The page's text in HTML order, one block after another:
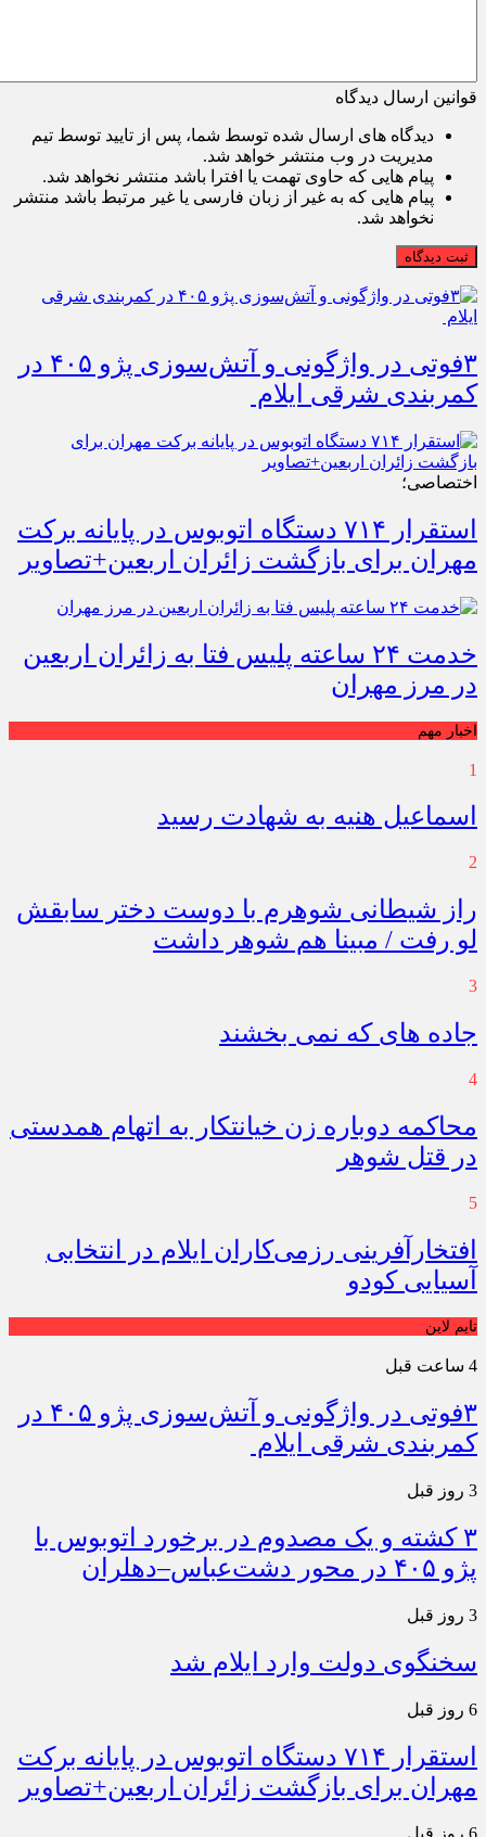
قوانین ارسال دیدگاه
دیدگاه های ارسال شده توسط شما، پس از تایید توسط تیم
مدیریت در وب منتشر خواهد شد.
پیام هایی که حاوی تهمت یا افترا باشد منتشر نخواهد شد.
پیام هایی که به غیر از زبان فارسی یا غیر مرتبط باشد منتشر
نخواهد شد.
ثبت دیدگاه
۳فوتی در واژگونی و آتش‌سوزی پژو ۴۰۵ در
کمربندی شرقی ایلام
اختصاصی؛
استقرار ۷۱۴ دستگاه اتوبوس در پایانه برکت
مهران برای بازگشت زائران اربعین+تصاویر
خدمت ۲۴ ساعته پلیس فتا به زائران اربعین
در مرز مهران
اخبار مهم
1
اسماعیل هنیه به شهادت رسید
2
راز شیطانی شوهرم با دوست دختر سابقش
لو رفت / مبینا هم شوهر داشت
3
جاده های که نمی بخشند
4
محاکمه دوباره زن خیانتکار به اتهام همدستی
در قتل شوهر
5
افتخارآفرینی رزمی‌کاران ایلام در انتخابی
آسیایی کودو
تایم لاین
4 ساعت قبل
۳فوتی در واژگونی و آتش‌سوزی پژو ۴۰۵ در
کمربندی شرقی ایلام
3 روز قبل
۳ کشته و یک مصدوم در برخورد اتوبوس با
پژو ۴۰۵ در محور دشت‌عباس–دهلران
3 روز قبل
سخنگوی دولت وارد ایلام شد
6 روز قبل
استقرار ۷۱۴ دستگاه اتوبوس در پایانه برکت
مهران برای بازگشت زائران اربعین+تصاویر